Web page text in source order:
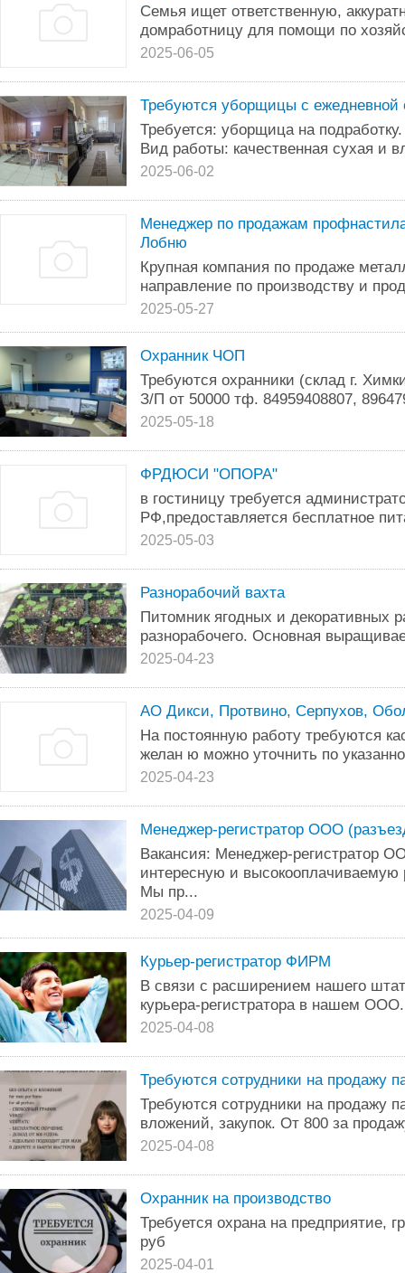
Семья ищет ответственную,
домработницу для помощи по
2025-06-05
Требуются уборщицы с ежедневной
Требуется: уборщица на
Вид работы: качественная сухая и
2025-06-02
Менеджер по продажам
Лобню
Крупная компания по продаже
направление по производству и
2025-05-27
Охранник ЧОП
Требуются охранники (склад г.
З/П от 50000 тф. 84959408807,
2025-05-18
ФРДЮСИ "ОПОРА"
в гостиницу требуется
РФ,предоставляется бесплатное
2025-05-03
Разнорабочий вахта
Питомник ягoдныx и дeкopaтивных
paзнорaбoчeгo. Oсновная
2025-04-23
АО Дикси, Протвино, Серпухов,
На постоянную работу требуются
желан ю можно уточнить по
2025-04-23
Менеджер-регистратор ООО
Вакансия: Менеджер-регистратор
интересную и высокооплачиваемую
Мы пр...
2025-04-09
Курьер-регистратор ФИРМ
В связи с расширением нашего
курьера-регистратора в нашем ООО.
2025-04-08
Требуются сотрудники на продажу
Требуются сотрудники на продажу
вложений, закупок. От 800 за
2025-04-08
Охранник на производство
Требуется охрана на предприятие,
руб
2025-04-01